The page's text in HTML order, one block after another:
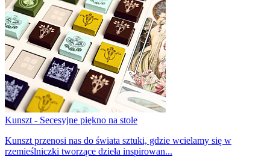
Kunszt - Secesyjne piękno na stole
Kunszt przenosi nas do świata sztuki, gdzie wcielamy się w
rzemieślniczki tworzące dzieła inspirowan...